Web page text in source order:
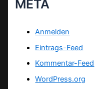
META
Anmelden
Eintrags-Feed
Kommentar-Feed
WordPress.org